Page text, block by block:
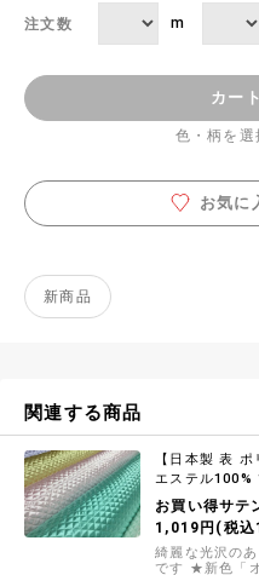
注文数 m
カー
色・柄を選
お気に
新商品
関連する商品
【日本製 表
エステル100%
お買い得サテ
1,019円(税
綺麗な光沢の
です ★新色「オフホワイト」「ライトグレー」「ネイ